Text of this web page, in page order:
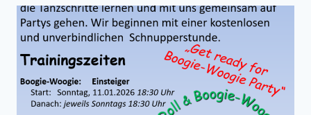
DEN
HUNGER
IN
WELT
BEIM
WDR2
WEIHNACHTSWUNDER